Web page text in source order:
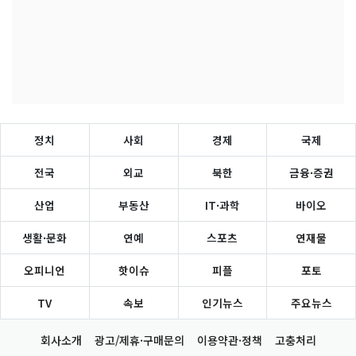
정치 사회 경제 국제
전국 외교 북한 금융·증권
산업 부동산 IT·과학 바이오
생활·문화 연예 스포츠 연재물
오피니언 핫이슈 피플 포토
TV 속보 인기뉴스 주요뉴스
회사소개 광고/제휴·구매문의 이용약관·정책 고충처리